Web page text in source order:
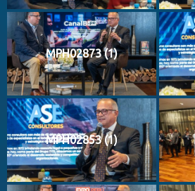
MPH02873 (1)
MPH02853 (1)